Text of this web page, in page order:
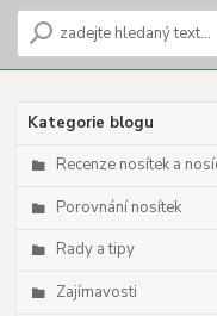
Kategorie blogu
Recenze nosítek a
Porovnání nosítek
Rady a tipy
Zajímavosti